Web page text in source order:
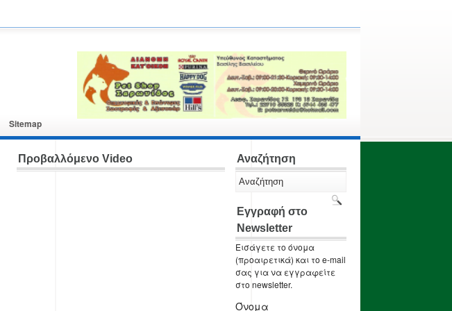
Sitemap
Προβαλλόμενο Video Αναζήτηση
Εγγραφή στο
Newsletter
Εισάγετε το όνομα
(προαιρετικά) και το e-mail
σας για να εγγραφείτε
στο newsletter.
Όνομα